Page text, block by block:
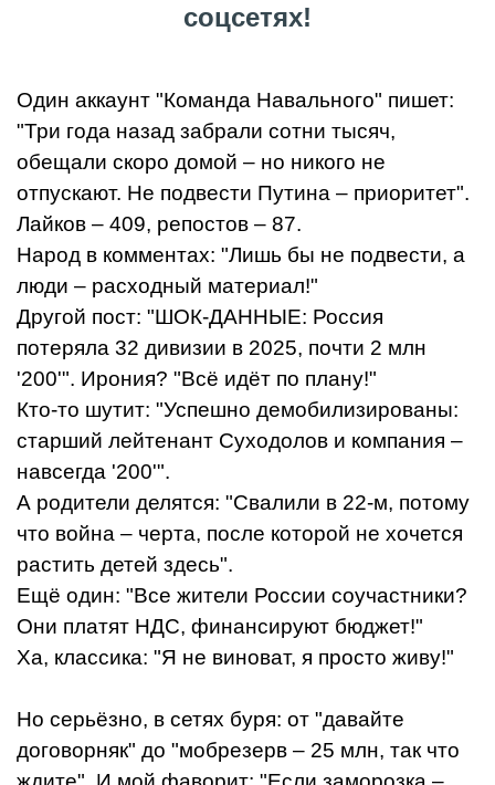
соцсетях!
Один аккаунт "Команда Навального" пишет:
"Три года назад забрали сотни тысяч,
обещали скоро домой – но никого не
отпускают. Не подвести Путина – приоритет".
Лайков – 409, репостов – 87.
Народ в комментах: "Лишь бы не подвести, а
люди – расходный материал!"
Другой пост: "ШОК-ДАННЫЕ: Россия
потеряла 32 дивизии в 2025, почти 2 млн
'200'". Ирония? "Всё идёт по плану!"
Кто-то шутит: "Успешно демобилизированы:
старший лейтенант Суходолов и компания –
навсегда '200'".
А родители делятся: "Свалили в 22-м, потому
что война – черта, после которой не хочется
растить детей здесь".
Ещё один: "Все жители России соучастники?
Они платят НДС, финансируют бюджет!"
Ха, классика: "Я не виноват, я просто живу!"
Но серьёзно, в сетях буря: от "давайте
договорняк" до "мобрезерв – 25 млн, так что